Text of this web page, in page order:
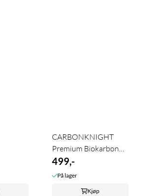
CARBONKNIGHT
Premium Biokarbon
Hest
499,-
På lager
Kjøp